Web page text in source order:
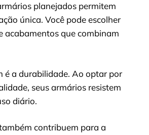
planejados permitem
única. Você pode escolher
acabamentos que combinam
é a durabilidade. Ao optar por
seus armários resistem
diário.
contribuem para a